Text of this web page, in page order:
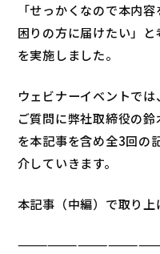
「せっかくなので本内
困りの方に届けたい」
を実施しました。
ウェビナーイベントで
ご質問に弊社取締役の
を本記事を含め全3回の
介していきます。
本記事（中編）で取り上